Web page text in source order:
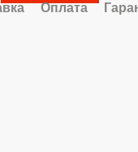
Оплата